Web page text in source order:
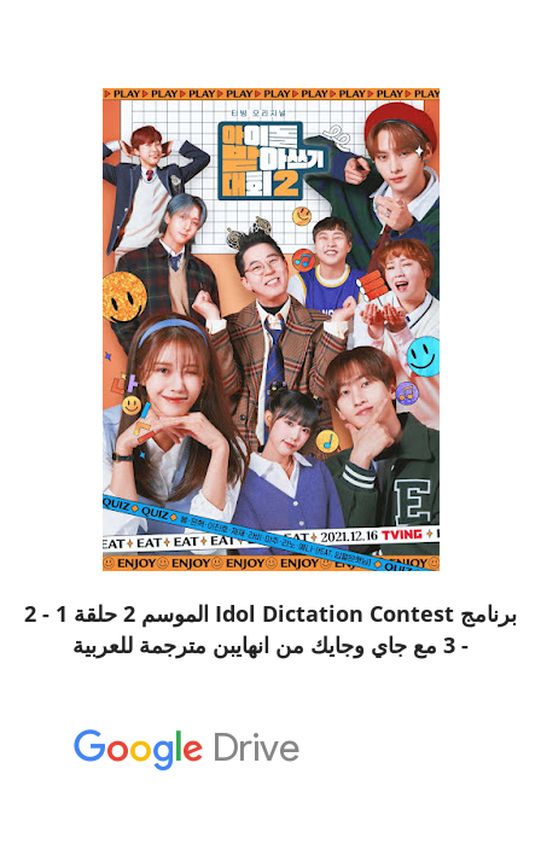
برنامج Idol Dictation Contest الموسم 2 حلقة 1 - 2
- 3 مع جاي وجايك من انهايبن مترجمة للعربية